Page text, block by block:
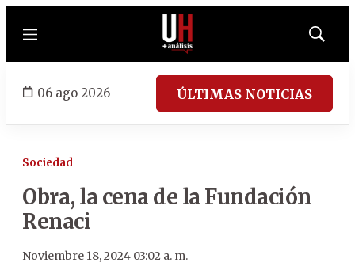
Menú
Mostrar
06 ago 2026 ÚLTIMAS NOTICIAS
Sociedad
Obra, la cena de la Fundación
Renaci
Noviembre 18, 2024 03:02 a. m.